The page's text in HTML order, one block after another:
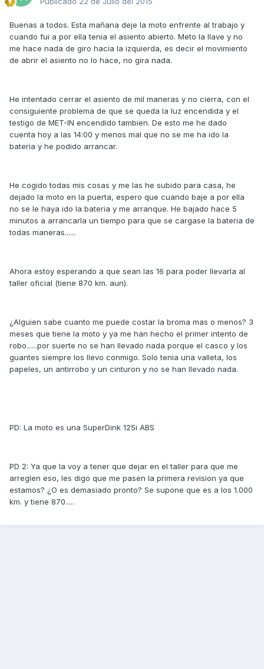
Buenas a todos. Esta mañana deje la moto enfrente al trabajo y
cuando fui a por ella tenia el asiento abierto. Meto la llave y no
me hace nada de giro hacia la izquierda, es decir el movimiento
de abrir el asiento no lo hace, no gira nada.
He intentado cerrar el asiento de mil maneras y no cierra, con el
consiguiente problema de que se queda la luz encendida y el
testigo de MET-IN encendido tambien. De esto me he dado
cuenta hoy a las 14:00 y menos mal que no se me ha ido la
bateria y he podido arrancar.
He cogido todas mis cosas y me las he subido para casa, he
dejado la moto en la puerta, espero que cuando baje a por ella
no se le haya ido la bateria y me arranque. He bajado hace 5
minutos a arrancarla un tiempo para que se cargase la bateria de
todas maneras......
Ahora estoy esperando a que sean las 16 para poder llevarla al
taller oficial (tiene 870 km. aun).
¿Alguien sabe cuanto me puede costar la broma mas o menos? 3
meses que tiene la moto y ya me han hecho el primer intento de
robo......por suerte no se han llevado nada porque el casco y los
guantes siempre los llevo conmigo. Solo tenia una valleta, los
papeles, un antirrobo y un cinturon y no se han llevado nada.
PD: La moto es una SuperDink 125i ABS
PD 2: Ya que la voy a tener que dejar en el taller para que me
arreglen eso, les digo que me pasen la primera revision ya que
estamos? ¿O es demasiado pronto? Se supone que es a los 1.000
km. y tiene 870.....